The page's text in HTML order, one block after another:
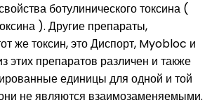
ботулинического токсина (
). Другие препараты,
же токсин, это Диспорт, Myobloc и
этих препаратов различен и также
единицы для одной и той
не являются взаимозаменяемыми.